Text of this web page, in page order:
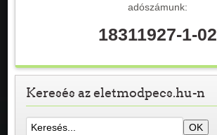
adószámunk:
18311927-1-02
Keresés az eletmodpecs.hu-n